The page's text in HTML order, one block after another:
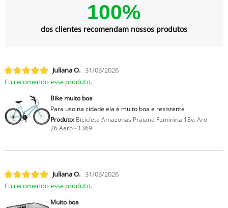
100%
dos clientes recomendam nossos produtos
Juliana O. 31/03/2026
Eu recomendo esse produto.
Bike muito boa
Para uso na cidade ela é muito boa e resistente
Produto:Bicicleta Amazonas Praiana Feminina 18v. Aro
26 Aero - 1369
Juliana O. 31/03/2026
Eu recomendo esse produto.
Muito boa